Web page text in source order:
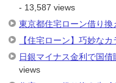
- 13,587 views
東京都住宅ローン借り換
【住宅ローン】巧妙な
日銀マイナス金利で国
views